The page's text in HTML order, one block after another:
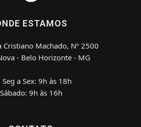
ESTAMOS
Cristiano Machado, Nº 2500
- Belo Horizonte - MG
Seg a Sex: 9h às 18h
Sábado: 9h às 16h